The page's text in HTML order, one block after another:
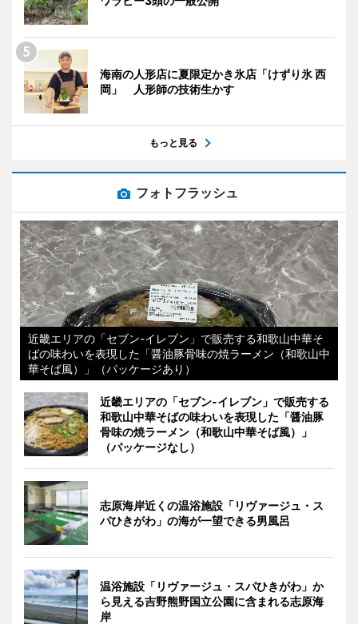
海南の人形店に夏限定かき氷店「けずり氷 西
岡」 人形師の技術生かす
もっと見る
フォトフラッシュ
近畿エリアの「セブン-イレブン」で販売する和歌山中華そ
ばの味わいを表現した「醤油豚骨味の焼ラーメン（和歌山中
華そば風）」（パッケージあり）
近畿エリアの「セブン-イレブン」で販売する
和歌山中華そばの味わいを表現した「醤油豚
骨味の焼ラーメン（和歌山中華そば風）」
（パッケージなし）
志原海岸近くの温浴施設「リヴァージュ・ス
パひきがわ」の海が一望できる男風呂
温浴施設「リヴァージュ・スパひきがわ」か
ら見える吉野熊野国立公園に含まれる志原海
岸